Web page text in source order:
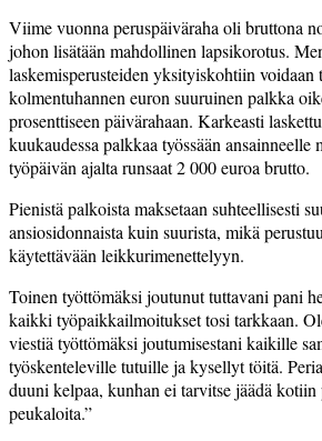
Viime vuonna peruspäiväraha oli bruttona
johon lisätään mahdollinen lapsikorotus.
laskemisperusteiden yksityiskohtiin voidaan
kolmentuhannen euron suuruinen palkka
prosenttiseen päivärahaan. Karkeasti
kuukaudessa palkkaa työssään ansainneelle
työpäivän ajalta runsaat 2 000 euroa brutto.
Pienistä palkoista maksetaan suhteellisesti
ansiosidonnaista kuin suurista, mikä
käytettävään leikkurimenettelyyn.
Toinen työttömäksi joutunut tuttavani pani
kaikki työpaikkailmoitukset tosi tarkkaan.
viestiä työttömäksi joutumisestani kaikille
työskenteleville tutuille ja kysellyt töitä.
duuni kelpaa, kunhan ei tarvitse jäädä kotiin
peukaloita.”